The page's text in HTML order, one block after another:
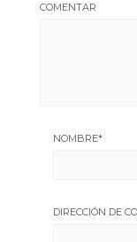
COMENTAR
NOMBRE*
DIRECCIÓN DE